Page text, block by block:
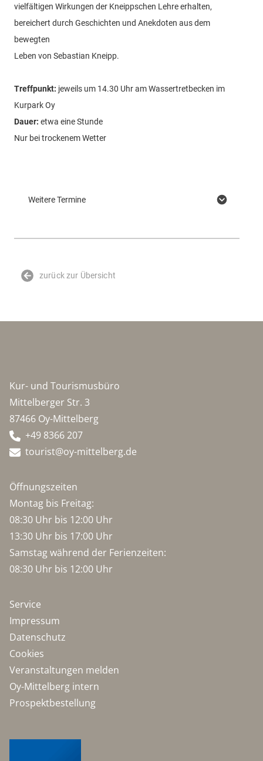
vielfältigen Wirkungen der Kneippschen Lehre erhalten,
bereichert durch Geschichten und Anekdoten aus dem
bewegten
Leben von Sebastian Kneipp.
Treffpunkt: jeweils um 14.30 Uhr am Wassertretbecken im
Kurpark Oy
Dauer: etwa eine Stunde
Nur bei trockenem Wetter
Weitere Termine
zurück zur Übersicht
Kur- und Tourismusbüro
Mittelberger Str. 3
87466 Oy-Mittelberg
+49 8366 207
tourist@oy-mittelberg.de
Öffnungszeiten
Montag bis Freitag:
08:30 Uhr bis 12:00 Uhr
13:30 Uhr bis 17:00 Uhr
Samstag während der Ferienzeiten:
08:30 Uhr bis 12:00 Uhr
Service
Impressum
Datenschutz
Cookies
Veranstaltungen melden
Oy-Mittelberg intern
Prospektbestellung